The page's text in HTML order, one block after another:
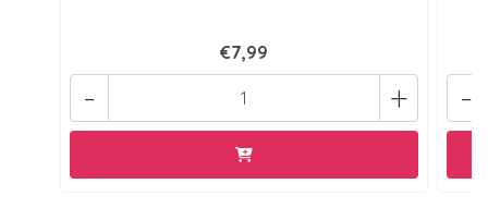
€7,99
+
- -